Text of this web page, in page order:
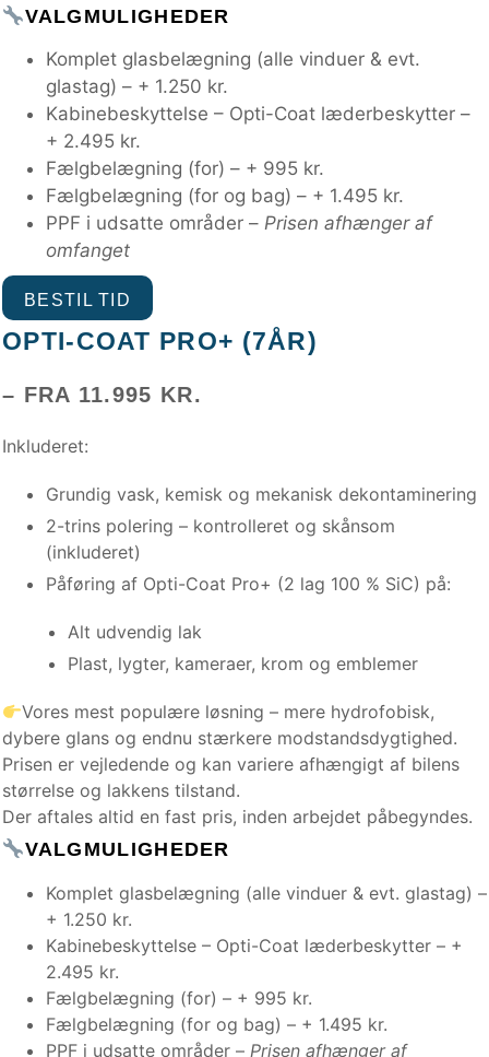
VALGMULIGHEDER
Komplet glasbelægning (alle vinduer & evt.
glastag) – + 1.250 kr.
Kabinebeskyttelse – Opti-Coat læderbeskytter –
+ 2.495 kr.
Fælgbelægning (for) – + 995 kr.
Fælgbelægning (for og bag) – + 1.495 kr.
PPF i udsatte områder – Prisen afhænger af
omfanget
BESTIL TID
OPTI-COAT PRO+ (7ÅR)
– FRA 11.995 KR.
Inkluderet:
Grundig vask, kemisk og mekanisk dekontaminering
2-trins polering – kontrolleret og skånsom
(inkluderet)
Påføring af Opti-Coat Pro+ (2 lag 100 % SiC) på:
Alt udvendig lak
Plast, lygter, kameraer, krom og emblemer
Vores mest populære løsning – mere hydrofobisk,
dybere glans og endnu stærkere modstandsdygtighed.
Prisen er vejledende og kan variere afhængigt af bilens
størrelse og lakkens tilstand.
Der aftales altid en fast pris, inden arbejdet påbegyndes.
VALGMULIGHEDER
Komplet glasbelægning (alle vinduer & evt. glastag) –
+ 1.250 kr.
Kabinebeskyttelse – Opti-Coat læderbeskytter – +
2.495 kr.
Fælgbelægning (for) – + 995 kr.
Fælgbelægning (for og bag) – + 1.495 kr.
PPF i udsatte områder – Prisen afhænger af